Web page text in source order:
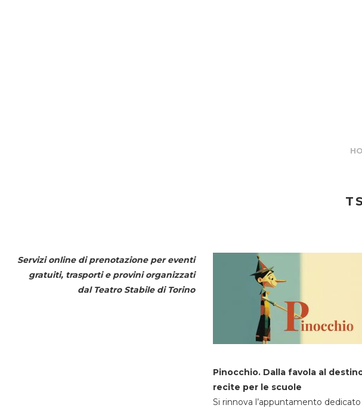
Servizi online di prenotazione per eventi
gratuiti, trasporti e provini organizzati
dal Teatro Stabile di Torino
Pinocchio. Dalla favola al
recite per le scuole
Si rinnova l’appuntamento